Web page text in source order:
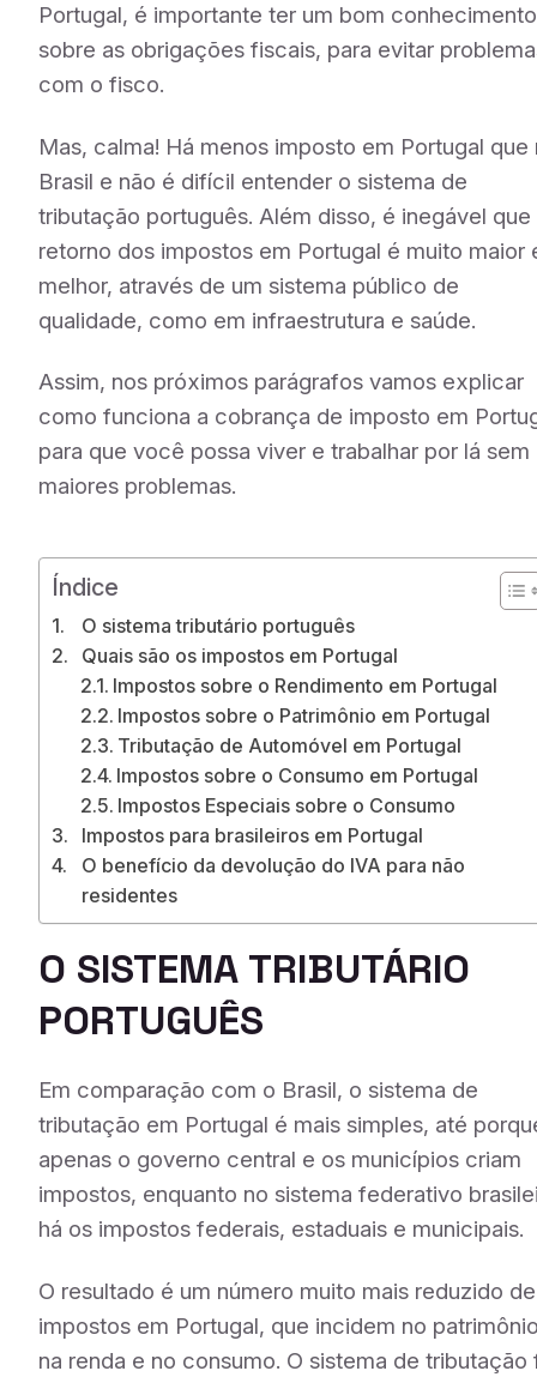
Portugal, é importante ter um bom conhecimento
sobre as obrigações fiscais, para evitar
com o fisco.
Mas, calma! Há menos imposto em Portugal que
Brasil e não é difícil entender o sistema de
tributação português. Além disso, é inegável que
retorno dos impostos em Portugal é muito maior
melhor, através de um sistema público de
qualidade, como em infraestrutura e saúde.
Assim, nos próximos parágrafos vamos explicar
como funciona a cobrança de imposto em
para que você possa viver e trabalhar por lá sem
maiores problemas.
Índice
O sistema tributário português
Quais são os impostos em Portugal
Impostos sobre o Rendimento em Portugal
Impostos sobre o Patrimônio em Portugal
Tributação de Automóvel em Portugal
Impostos sobre o Consumo em Portugal
Impostos Especiais sobre o Consumo
Impostos para brasileiros em Portugal
O benefício da devolução do IVA para não
residentes
O SISTEMA TRIBUTÁRIO
PORTUGUÊS
Em comparação com o Brasil, o sistema de
tributação em Portugal é mais simples, até
apenas o governo central e os municípios criam
impostos, enquanto no sistema federativo
há os impostos federais, estaduais e municipais.
O resultado é um número muito mais reduzido de
impostos em Portugal, que incidem no
na renda e no consumo. O sistema de tributação